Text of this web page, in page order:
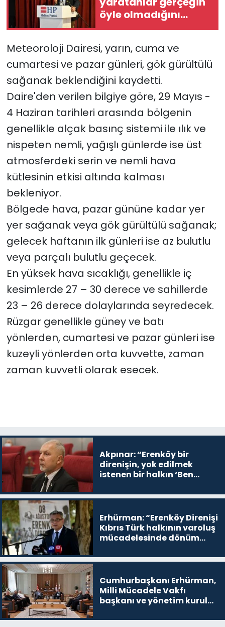
öyle olmadığını
görmüş oldu”
Meteoroloji Dairesi, yarın, cuma ve
cumartesi ve pazar günleri, gök gürültülü
sağanak beklendiğini kaydetti.
Daire'den verilen bilgiye göre, 29 Mayıs -
4 Haziran tarihleri arasında bölgenin
genellikle alçak basınç sistemi ile ılık ve
nispeten nemli, yağışlı günlerde ise üst
atmosferdeki serin ve nemli hava
kütlesinin etkisi altında kalması
bekleniyor.
Bölgede hava, pazar gününe kadar yer
yer sağanak veya gök gürültülü sağanak;
gelecek haftanın ilk günleri ise az bulutlu
veya parçalı bulutlu geçecek.
En yüksek hava sıcaklığı, genellikle iç
kesimlerde 27 – 30 derece ve sahillerde
23 – 26 derece dolaylarında seyredecek.
Rüzgar genellikle güney ve batı
yönlerden, cumartesi ve pazar günleri ise
kuzeyli yönlerden orta kuvvette, zaman
zaman kuvvetli olarak esecek.
Akpınar: “Erenköy bir
direnişin, yok edilmek
istenen bir halkın ‘Ben
devam edeceğim’ dediği
Erhürman: “Erenköy Direnişi
Kıbrıs Türk halkının varoluş
mücadelesinde dönüm
Cumhurbaşkanı Erhürman,
Milli Mücadele Vakfı
başkanı ve yönetim kurulu
SAĞLIK
Spor
Teknoloji
TÜRKiYE
Video Galeri
YAŞAM
Yazarlar